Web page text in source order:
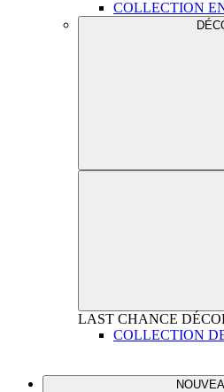
COLLECTION
LAST CHANCE
COLLECTION